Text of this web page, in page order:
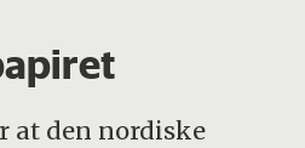
at den nordiske